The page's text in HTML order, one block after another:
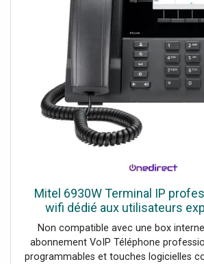
Mitel 6930W Terminal IP
wifi dédié aux utilisateurs
Non compatible avec une box
abonnement VoIP Téléphone
programmables et touches logicielles